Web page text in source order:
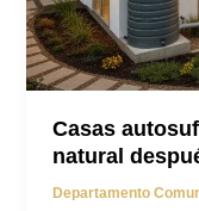
Casas
natural
Departamento